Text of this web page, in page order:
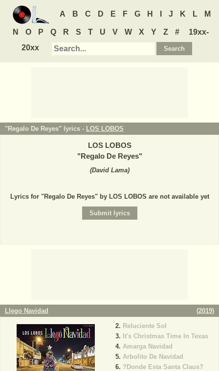
A B C D E F G H J K L M
N O P Q R S T U V W X Y Z #
19xx-
20xx
"Regalo De Reyes" lyrics - LOS LOBOS
LOS LOBOS
"Regalo De Reyes"
(David Lama)
Lyrics for "Regalo De Reyes" by LOS LOBOS are not available yet
Llego Navidad (2019)
Reluciente Sol
It's Christmas Time In Texas
Amarga Navidad
Arbolito De Navidad
?Donde Esta Santa Claus?